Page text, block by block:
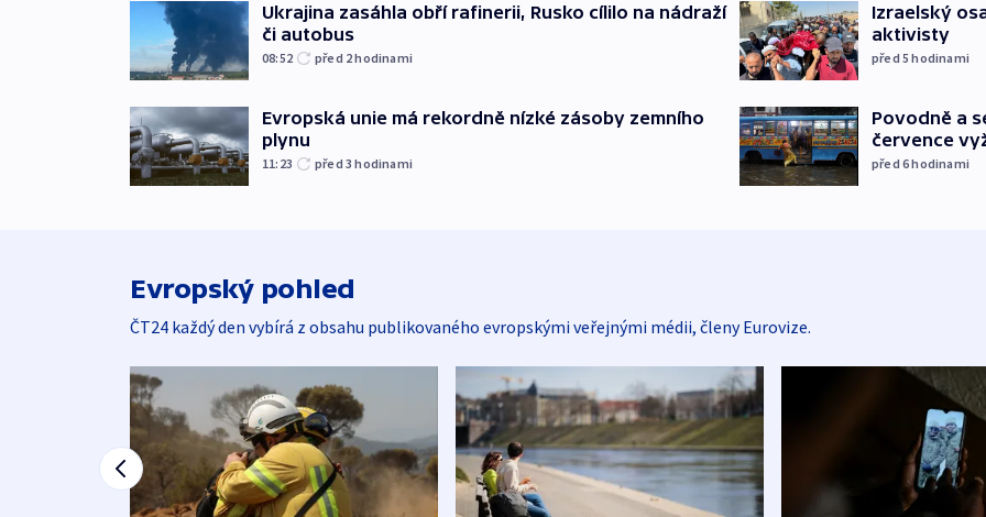
Ukrajina zasáhla obří rafinerii, Rusko cílilo na nádraží
či autobus
08:52 před 2hodinami
Evropská unie má rekordně nízké zásoby zemního
plynu
11:23 před 3hodinami
Izraelský
aktivisty
před 5hodinami
Povodně a
července
před 6hodinami
Evropský pohled
ČT24 každý den vybírá z obsahu publikovaného evropskými veřejnými médii, členy Eurovize.